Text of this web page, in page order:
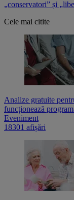
„conservatori” și
Cele mai citite
Analize gratuite
funcționează
Eveniment
18301 afișări